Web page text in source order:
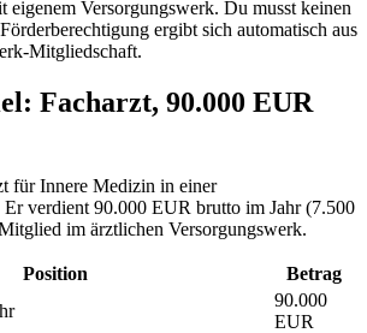
eigenem Versorgungswerk. Du musst keinen
ergibt sich automatisch aus
Mitgliedschaft.
Facharzt, 90.000 EUR
für Innere Medizin in einer
Er verdient 90.000 EUR brutto im Jahr (7.500
im ärztlichen Versorgungswerk.
Position
Betrag
90.000
EUR